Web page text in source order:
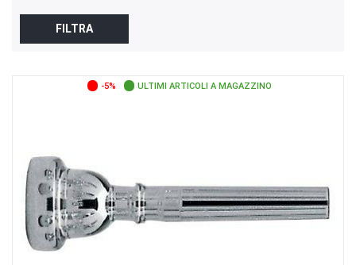
FILTRA
-5% ULTIMI ARTICOLI A MAGAZZINO